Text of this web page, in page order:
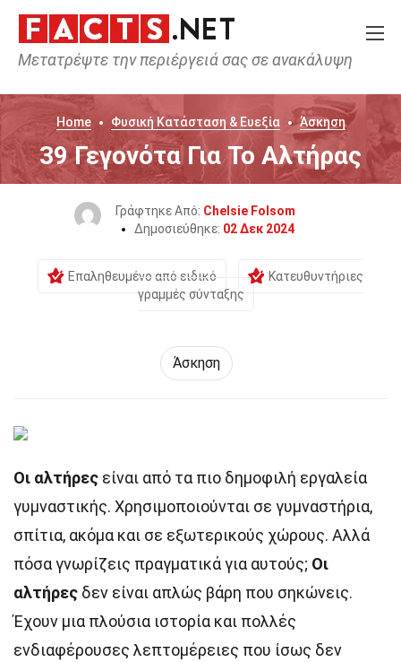
Μετατρέψτε την περιέργειά σας σε ανακάλυψη
Home Φυσική Κατάσταση & Ευεξία Άσκηση
39 Γεγονότα Για Το Αλτήρας
Γράφτηκε Από: Chelsie Folsom
Δημοσιεύθηκε: 02 Δεκ 2024
Επαληθευμένο από ειδικό
Κατευθυντήριες
γραμμές σύνταξης
Άσκηση
Οι αλτήρες είναι από τα πιο δημοφιλή εργαλεία
γυμναστικής. Χρησιμοποιούνται σε γυμναστήρια,
σπίτια, ακόμα και σε εξωτερικούς χώρους. Αλλά
πόσα γνωρίζεις πραγματικά για αυτούς; Οι
αλτήρες δεν είναι απλώς βάρη που σηκώνεις.
Έχουν μια πλούσια ιστορία και πολλές
ενδιαφέρουσες λεπτομέρειες που ίσως δεν